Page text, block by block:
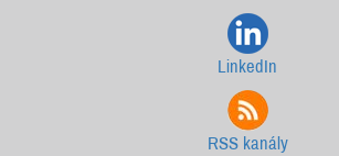
LinkedIn
RSS kanály